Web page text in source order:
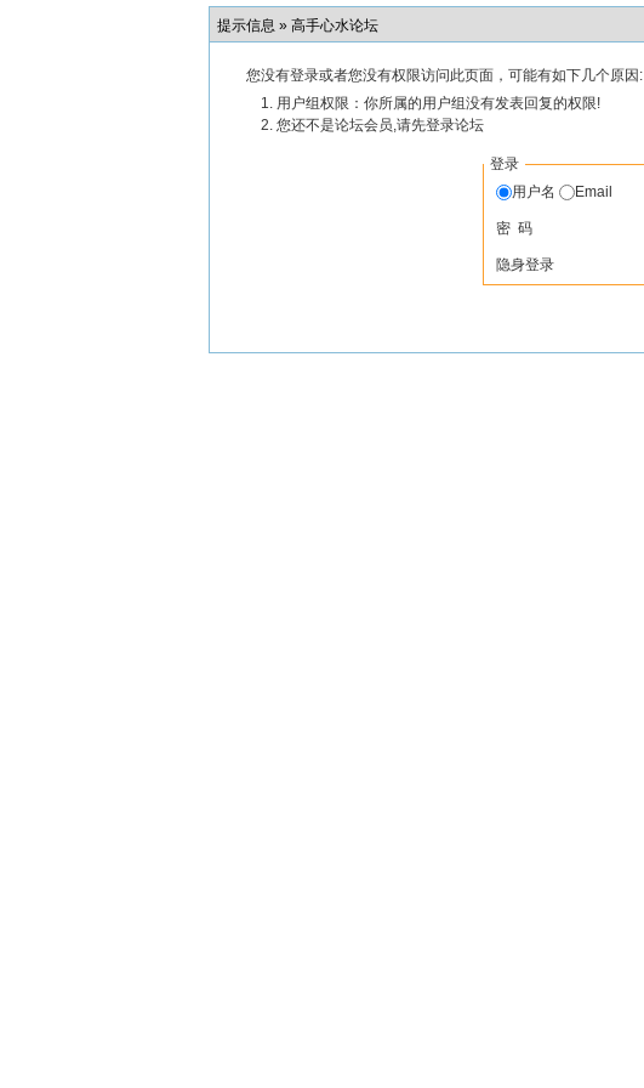
提示信息 » 高手心水论坛
您没有登录或者您没有权限访问此页面，可能有如下几个原因:
用户组权限：你所属的用户组没有发表回复的权限!
您还不是论坛会员,请先登录论坛
登录
用户名
Email
密 码
隐身登录